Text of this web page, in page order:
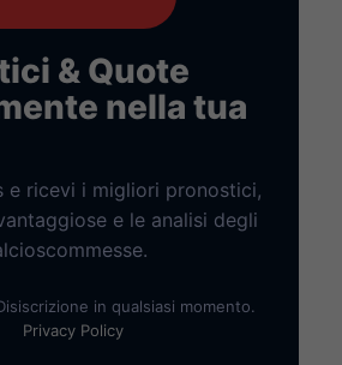
& Quote
nella tua
e ricevi i migliori pronostici,
e le analisi degli
in qualsiasi momento.
Privacy Policy